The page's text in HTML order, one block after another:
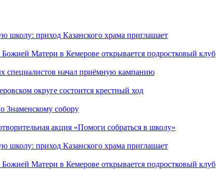
школу: приход Казанского храма приглашает
Матери в Кемерове открывается подростковый клуб
специалистов начал приёмную кампанию
округе состоится крестный ход
Знаменскому собору
акция «Помоги собраться в школу»
школу: приход Казанского храма приглашает
Матери в Кемерове открывается подростковый клуб